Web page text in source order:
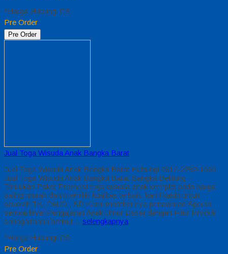
*Harga Hubungi CS
Pre Order
Pre Order
Jual Toga Wisuda Anak Bangka Barat
Jual Toga Wisuda Anak Bangka Barat Hubungi 0812-2282-1060
Jual Toga Wisuda Anak Bangka Barat Bangka Belitung –
Temukan Paket Promosi toga wisuda anak komplet pada harga
paling murah dan memiliki kualitas terbaik, kami kasih untuk
sekolah TK, PAUD , SD Kami memberinya penawaran Special
semua level Pengajaran Anak Umur Dasar dengan Fitur Produk
sebagaimana berikut… selengkapnya
*Harga Hubungi CS
Pre Order